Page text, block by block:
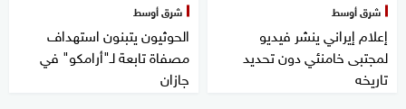
شرق أوسط
إعلام إيراني ينشر فيديو
لمجتبى خامنئي دون تحديد
تاريخه
شرق أوسط
الحوثيون يتبنون استهداف
مصفاة تابعة لـ"أرامكو" في
جازان